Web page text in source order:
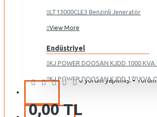
LT13000CLE3 Benzinli Jeneratör
View More
Endüstriyel
KJ POWER DOOSAN KJDD 1000
KJ POWER DOOSAN KJDD 170 KVA
KJ POWER DOOSAN KJDD 255 KVA
Ön Sipariş
KJ Power Jeneratör
0 yorum yapılmış.-
0,00 TL